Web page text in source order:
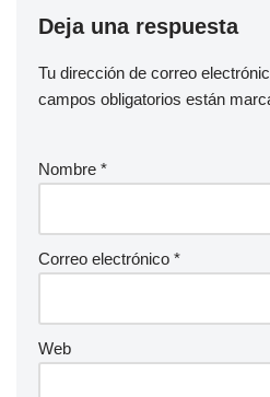
Deja una respuesta
Tu dirección de correo
campos obligatorios están
Nombre *
Correo electrónico *
Web